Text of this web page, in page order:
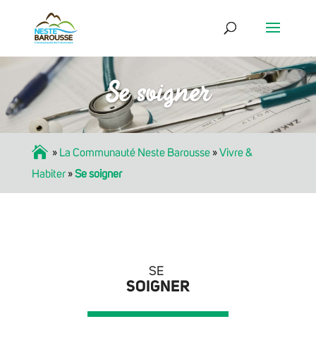
Se soigner
Accueil » La Communauté Neste Barousse»Vivre &
Habiter»Se soigner
SE
SOIGNER